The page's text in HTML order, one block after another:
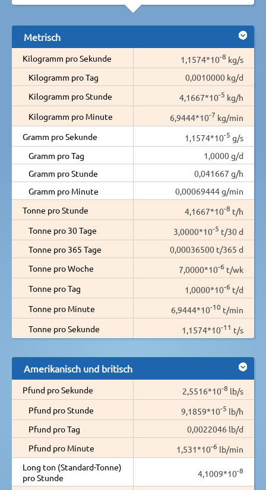
Metrisch
Kilogramm pro Sekunde 1,1574*10-8 kg/s
Kilogramm pro Tag
0,0010000 kg/d
Kilogramm pro Stunde
4,1667*10-5 kg/h
Kilogramm pro Minute
6,9444*10-7 kg/min
Gramm pro Sekunde
1,1574*10-5 g/s
Gramm pro Tag
1,0000 g/d
Gramm pro Stunde
0,041667 g/h
Gramm pro Minute
0,00069444 g/min
Tonne pro Stunde
4,1667*10-8 t/h
Tonne pro 30 Tage
3,0000*10-5 t/30 d
Tonne pro 365 Tage
0,00036500 t/365 d
Tonne pro Woche
7,0000*10-6 t/wk
Tonne pro Tag
1,0000*10-6 t/d
Tonne pro Minute
6,9444*10-10 t/min
Tonne pro Sekunde
1,1574*10-11 t/s
Amerikanisch und britisch
Pfund pro Sekunde 2,5516*10-8 lb/s
Pfund pro Stunde
9,1859*10-5 lb/h
Pfund pro Tag
0,0022046 lb/d
Pfund pro Minute
1,531*10-6 lb/min
Long ton (Standard-Tonne)
pro Stunde
4,1009*10-8